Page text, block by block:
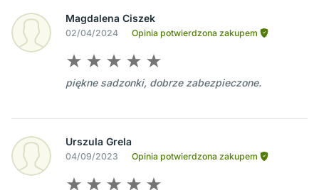
Magdalena Ciszek
02/04/2024 Opinia potwierdzona zakupem
piękne sadzonki, dobrze zabezpieczone.
Urszula Grela
04/09/2023 Opinia potwierdzona zakupem